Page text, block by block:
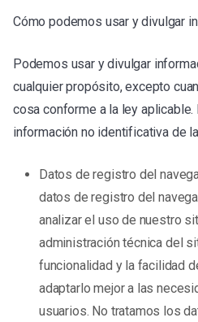
Cómo podemos usar y divulgar
Podemos usar y divulgar
cualquier propósito, excepto
cosa conforme a la ley
información no identificativa de
Datos de registro del
datos de registro del
analizar el uso de nuestro
administración técnica del
funcionalidad y la facilidad
adaptarlo mejor a las
usuarios. No tratamos los